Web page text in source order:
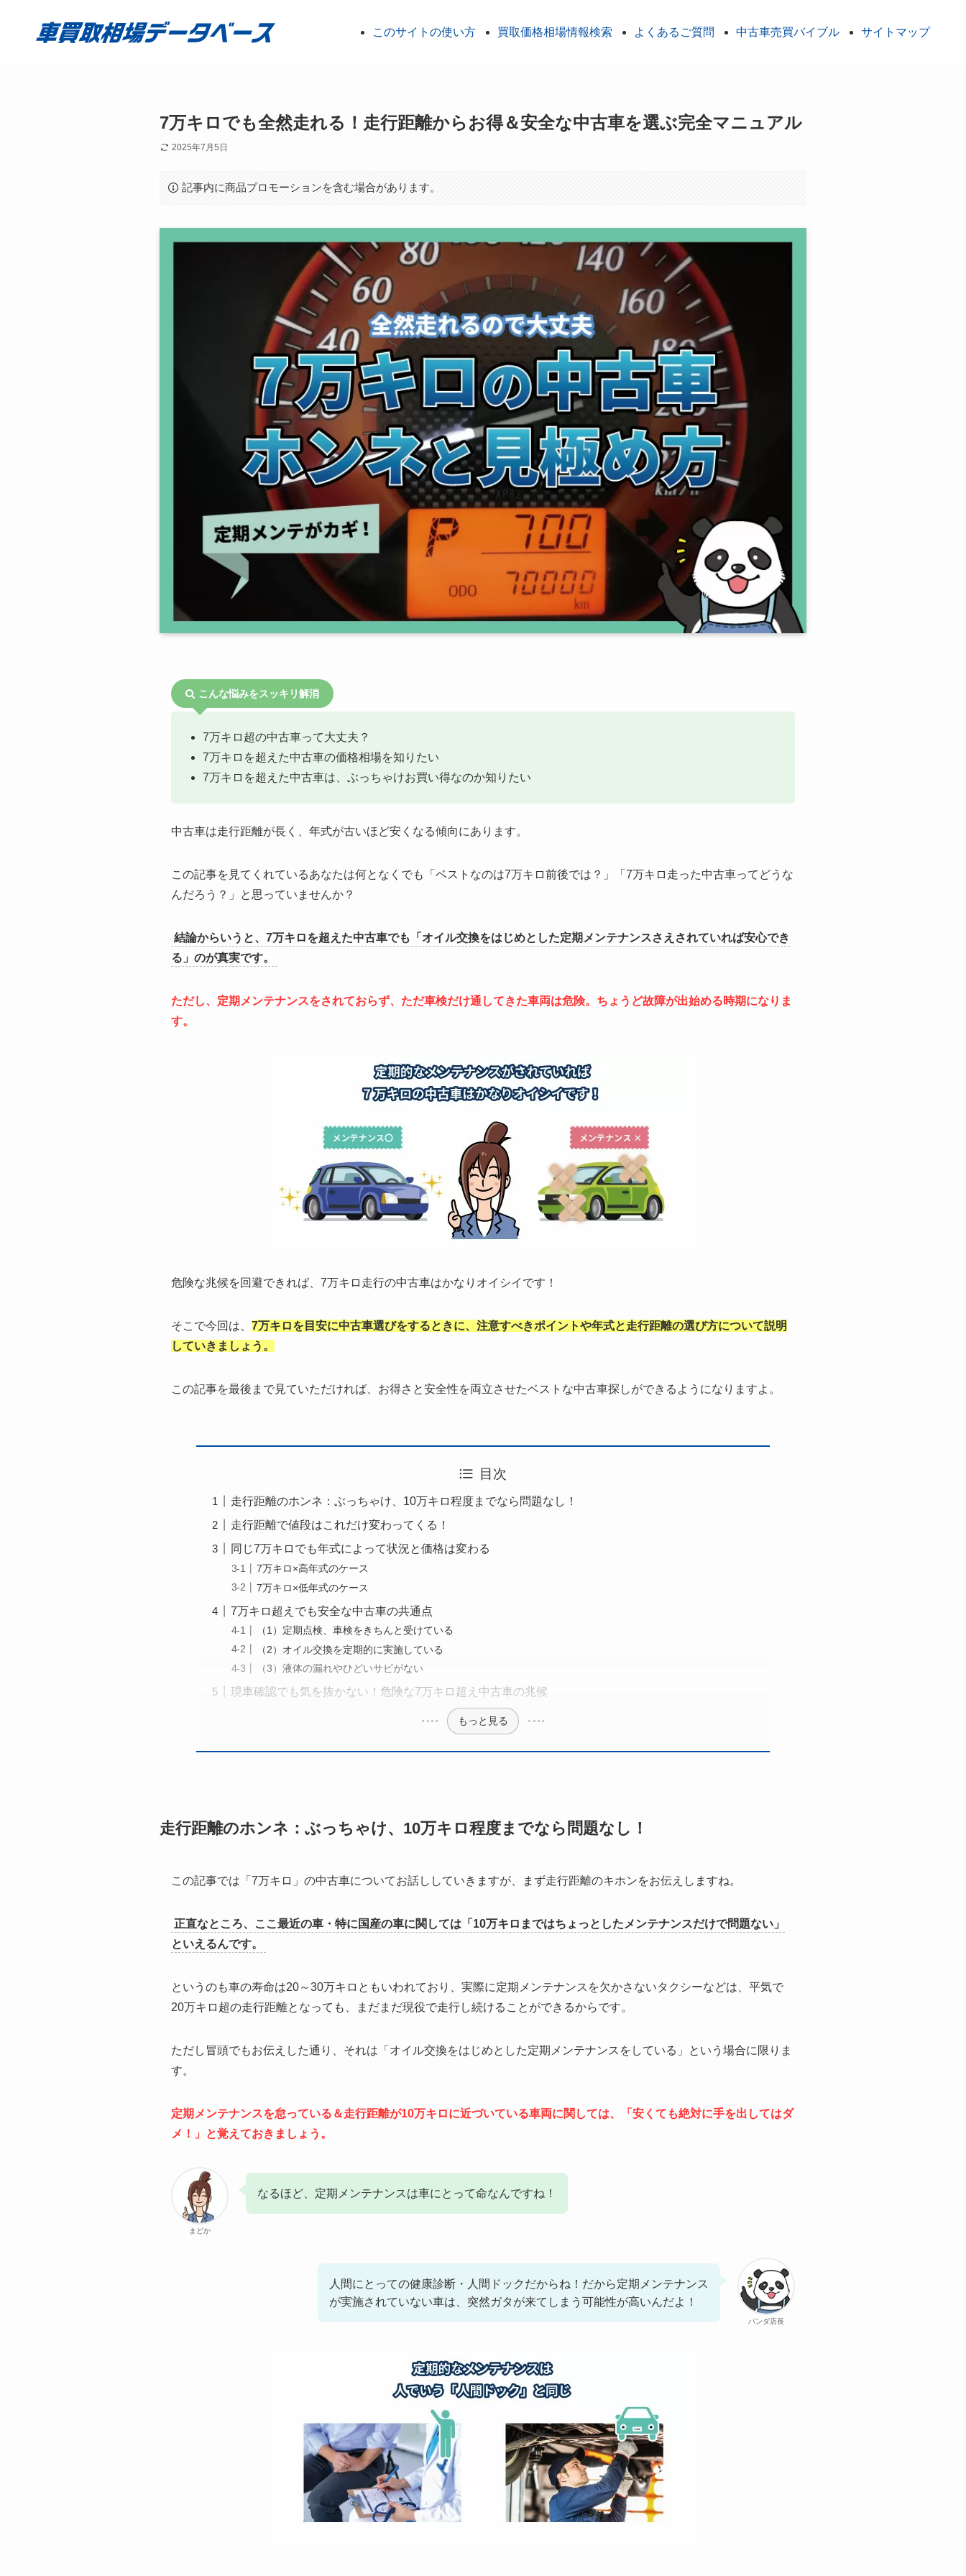
このサイトの使い方 買取価格相場情報検索 よくあるご質問 中古車売買バイブル サイトマップ
7万キロでも全然走れる！走行距離からお得＆安全な中古車を選ぶ完全マニュアル
2025年7月5日
記事内に商品プロモーションを含む場合があります。
こんな悩みをスッキリ解消
7万キロ超の中古車って大丈夫？
7万キロを超えた中古車の価格相場を知りたい
7万キロを超えた中古車は、ぶっちゃけお買い得なのか知りたい
中古車は走行距離が長く、年式が古いほど安くなる傾向にあります。
この記事を見てくれているあなたは何となくでも「ベストなのは7万キロ前後では？」「7万キロ走った中古車ってどうな
んだろう？」と思っていませんか？
結論からいうと、7万キロを超えた中古車でも「オイル交換をはじめとした定期メンテナンスさえされていれば安心でき
る」のが真実です。
ただし、定期メンテナンスをされておらず、ただ車検だけ通してきた車両は危険。ちょうど故障が出始める時期になりま
す。
危険な兆候を回避できれば、7万キロ走行の中古車はかなりオイシイです！
そこで今回は、 7万キロを目安に中古車選びをするときに、注意すべきポイントや年式と走行距離の選び方について説明
していきましょう。
この記事を最後まで見ていただければ、お得さと安全性を両立させたベストな中古車探しができるようになりますよ。
目次
走行距離のホンネ：ぶっちゃけ、10万キロ程度までなら問題なし！
走行距離で値段はこれだけ変わってくる！
同じ7万キロでも年式によって状況と価格は変わる
7万キロ×高年式のケース
7万キロ×低年式のケース
7万キロ超えでも安全な中古車の共通点
（1）定期点検、車検をきちんと受けている
（2）オイル交換を定期的に実施している
（3）液体の漏れやひどいサビがない
現車確認でも気を抜かない！危険な7万キロ超え中古車の兆候
もっと見る
走行距離のホンネ：ぶっちゃけ、10万キロ程度までなら問題なし！
この記事では「7万キロ」の中古車についてお話ししていきますが、まず走行距離のキホンをお伝えしますね。
正直なところ、ここ最近の車・特に国産の車に関しては「10万キロまではちょっとしたメンテナンスだけで問題ない」
といえるんです。
というのも車の寿命は20～30万キロともいわれており、実際に定期メンテナンスを欠かさないタクシーなどは、平気で
20万キロ超の走行距離となっても、まだまだ現役で走行し続けることができるからです。
ただし冒頭でもお伝えした通り、それは「オイル交換をはじめとした定期メンテナンスをしている」という場合に限りま
す。
定期メンテナンスを怠っている＆走行距離が10万キロに近づいている車両に関しては、「安くても絶対に手を出してはダ
メ！」と覚えておきましょう。
まどか
なるほど、定期メンテナンスは車にとって命なんですね！
パンダ店長
人間にとっての健康診断・人間ドックだからね！だから定期メンテナンス
が実施されていない車は、突然ガタが来てしまう可能性が高いんだよ！